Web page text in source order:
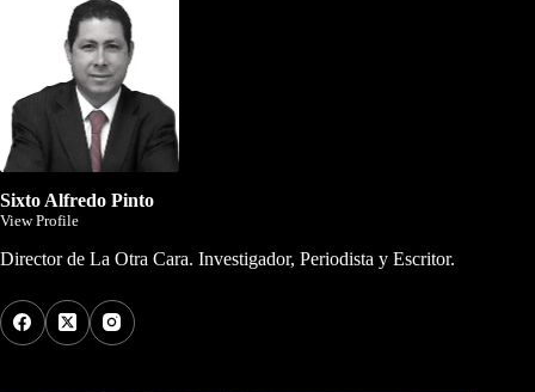
Sixto Alfredo Pinto
View Profile
Director de La Otra Cara. Investigador, Periodista y Escritor.